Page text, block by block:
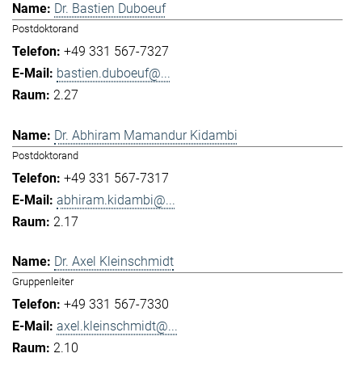
Dr. Bastien Duboeuf
Postdoktorand
+49 331 567-7327
bastien.duboeuf@...
2.27
Dr. Abhiram Mamandur Kidambi
Postdoktorand
+49 331 567-7317
abhiram.kidambi@...
2.17
Dr. Axel Kleinschmidt
Gruppenleiter
+49 331 567-7330
axel.kleinschmidt@...
2.10